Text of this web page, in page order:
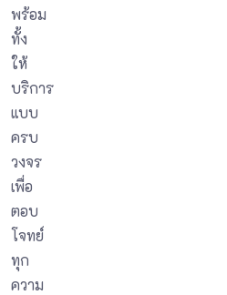
พร้อม
ทั้ง
ให้
บริการ
แบบ
ครบ
วงจร
เพื่อ
ตอบ
โจทย์
ทุก
ความ